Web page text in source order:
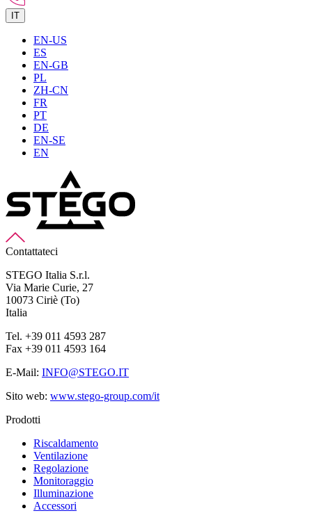
IT
EN-US
ES
EN-GB
PL
ZH-CN
FR
PT
DE
EN-SE
EN
Contattateci
STEGO Italia S.r.l.
Via Marie Curie, 27
10073 Ciriè (To)
Italia
Tel. +39 011 4593 287
Fax +39 011 4593 164
E-Mail: INFO@STEGO.IT
Sito web: www.stego-group.com/it
Prodotti
Riscaldamento
Ventilazione
Regolazione
Monitoraggio
Illuminazione
Accessori